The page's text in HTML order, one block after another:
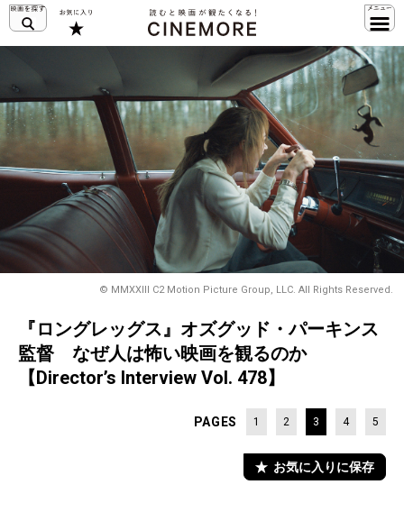
© MMXXIII C2 Motion Picture Group, LLC. All Rights Reserved.
『ロングレッグス』オズグッド・パーキンス
監督 なぜ人は怖い映画を観るのか
【Director’s Interview Vol. 478】
PAGES 1 2 3 4 5
お気に入りに保存